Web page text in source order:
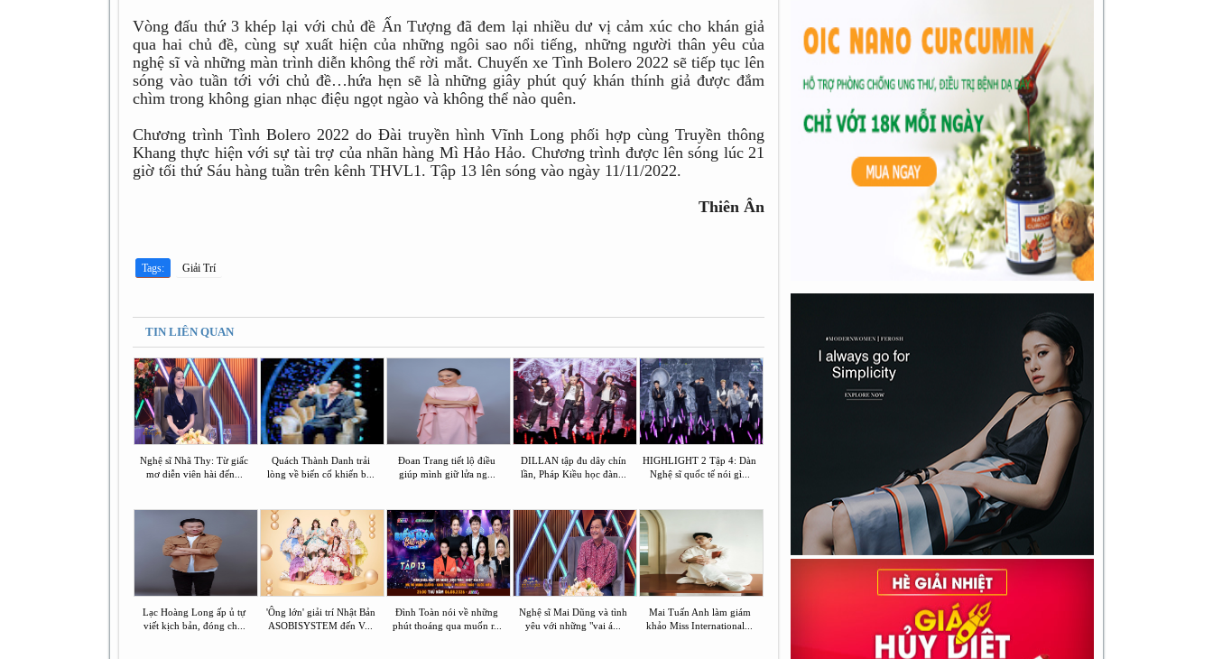
Vòng đấu thứ 3 khép lại với chủ đề Ấn Tượng đã đem lại nhiều dư vị cảm xúc cho khán giả
qua hai chủ đề, cùng sự xuất hiện của những ngôi sao nổi tiếng, những người thân yêu của
nghệ sĩ và những màn trình diễn không thể rời mắt. Chuyến xe Tình Bolero 2022 sẽ tiếp tục lên
sóng vào tuần tới với chủ đề…hứa hẹn sẽ là những giây phút quý khán thính giả được đắm
chìm trong không gian nhạc điệu ngọt ngào và không thể nào quên.
Chương trình Tình Bolero 2022 do Đài truyền hình Vĩnh Long phối hợp cùng Truyền thông
Khang thực hiện với sự tài trợ của nhãn hàng Mì Hảo Hảo. Chương trình được lên sóng lúc 21
giờ tối thứ Sáu hàng tuần trên kênh THVL1. Tập 13 lên sóng vào ngày 11/11/2022.
Thiên Ân
Tags: Giải Trí
TIN LIÊN QUAN
Nghệ sĩ Nhã Thy: Từ giấc
mơ diễn viên hài đến...
Quách Thành Danh trải
lòng về biến cố khiến b...
Đoan Trang tiết lộ điều
giúp mình giữ lửa ng...
DILLAN tập đu dây chín
lần, Pháp Kiều học đàn...
HIGHLIGHT 2 Tập 4: Dàn
Nghệ sĩ quốc tế nói gì...
Lạc Hoàng Long ấp ủ tự
viết kịch bản, đóng ch...
'Ông lớn' giải trí Nhật Bản
ASOBISYSTEM đến V...
Đình Toàn nói về những
phút thoáng qua muốn r...
Nghệ sĩ Mai Dũng và tình
yêu với những "vai á...
Mai Tuấn Anh làm giám
khảo Miss International...